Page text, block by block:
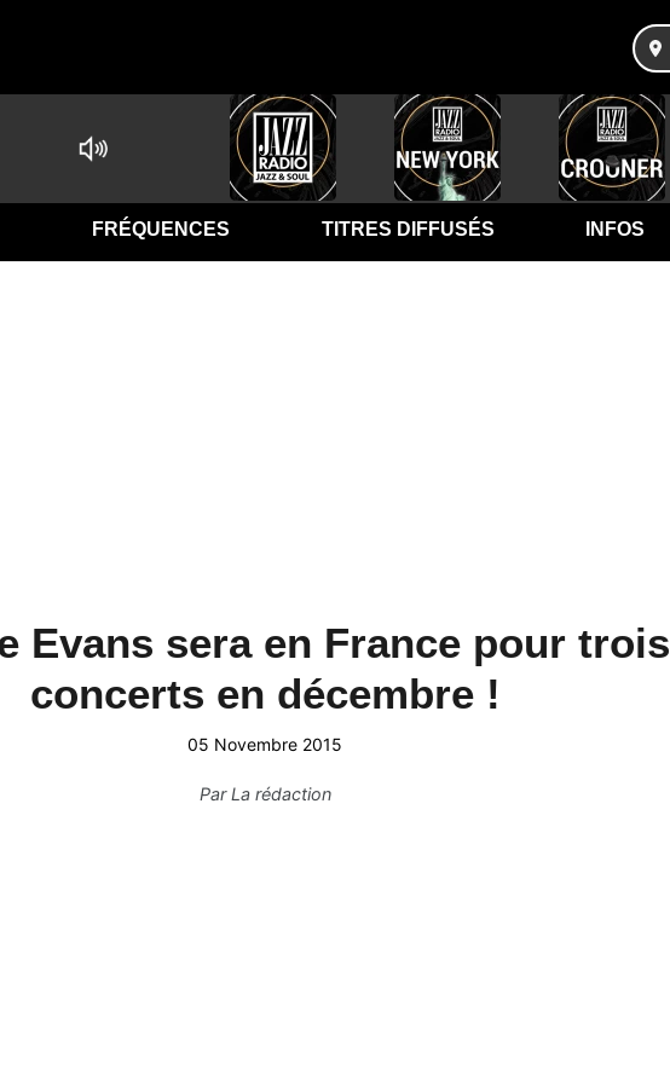
FRÉQUENCES TITRES DIFFUSÉS INFOS
Evans sera en France pour trois
concerts en décembre !
05 Novembre 2015
ParLa rédaction